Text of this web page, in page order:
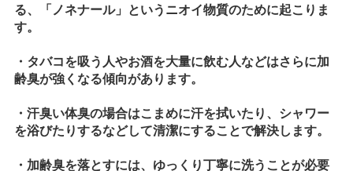
る、「ノネナール」というニオイ物質のために起こりま
す。
・タバコを吸う人やお酒を大量に飲む人などはさらに加
齢臭が強くなる傾向があります。
・汗臭い体臭の場合はこまめに汗を拭いたり、シャワー
を浴びたりするなどして清潔にすることで解決します。
・加齢臭を落とすには、ゆっくり丁寧に洗うことが必要